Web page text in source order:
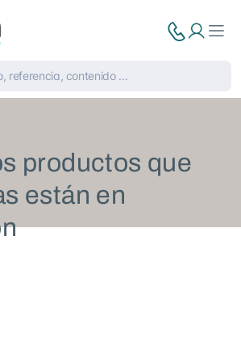
productos que
están en